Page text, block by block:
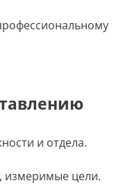
и отдела.
измеримые цели.